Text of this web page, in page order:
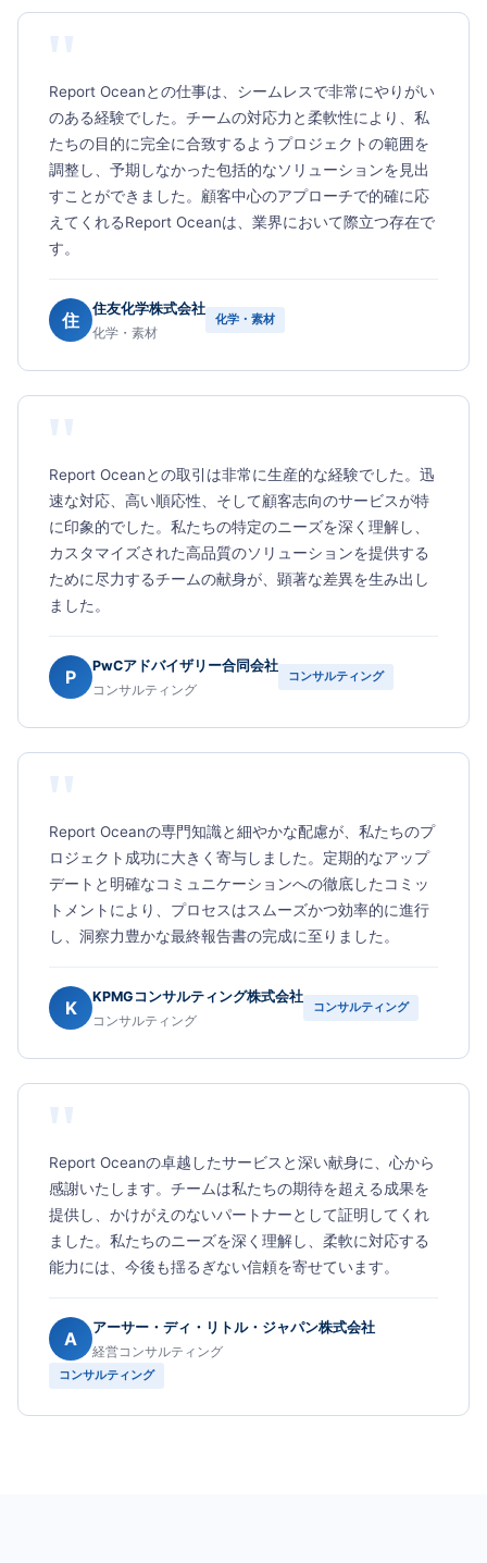
Report Oceanとの仕事は、シームレスで非常にやりがい
のある経験でした。チームの対応力と柔軟性により、私
たちの目的に完全に合致するようプロジェクトの範囲を
調整し、予期しなかった包括的なソリューションを見出
すことができました。顧客中心のアプローチで的確に応
えてくれるReport Oceanは、業界において際立つ存在で
す。
住
住友化学株式会社
化学・素材
化学・素材
Report Oceanとの取引は非常に生産的な経験でした。迅
速な対応、高い順応性、そして顧客志向のサービスが特
に印象的でした。私たちの特定のニーズを深く理解し、
カスタマイズされた高品質のソリューションを提供する
ために尽力するチームの献身が、顕著な差異を生み出し
ました。
P
PwCアドバイザリー合同会社
コンサルティング
コンサルティング
Report Oceanの専門知識と細やかな配慮が、私たちのプ
ロジェクト成功に大きく寄与しました。定期的なアップ
デートと明確なコミュニケーションへの徹底したコミッ
トメントにより、プロセスはスムーズかつ効率的に進行
し、洞察力豊かな最終報告書の完成に至りました。
K
KPMGコンサルティング株式会社
コンサルティング
コンサルティング
Report Oceanの卓越したサービスと深い献身に、心から
感謝いたします。チームは私たちの期待を超える成果を
提供し、かけがえのないパートナーとして証明してくれ
ました。私たちのニーズを深く理解し、柔軟に対応する
能力には、今後も揺るぎない信頼を寄せています。
A
アーサー・ディ・リトル・ジャパン株式会社
経営コンサルティング
コンサルティング